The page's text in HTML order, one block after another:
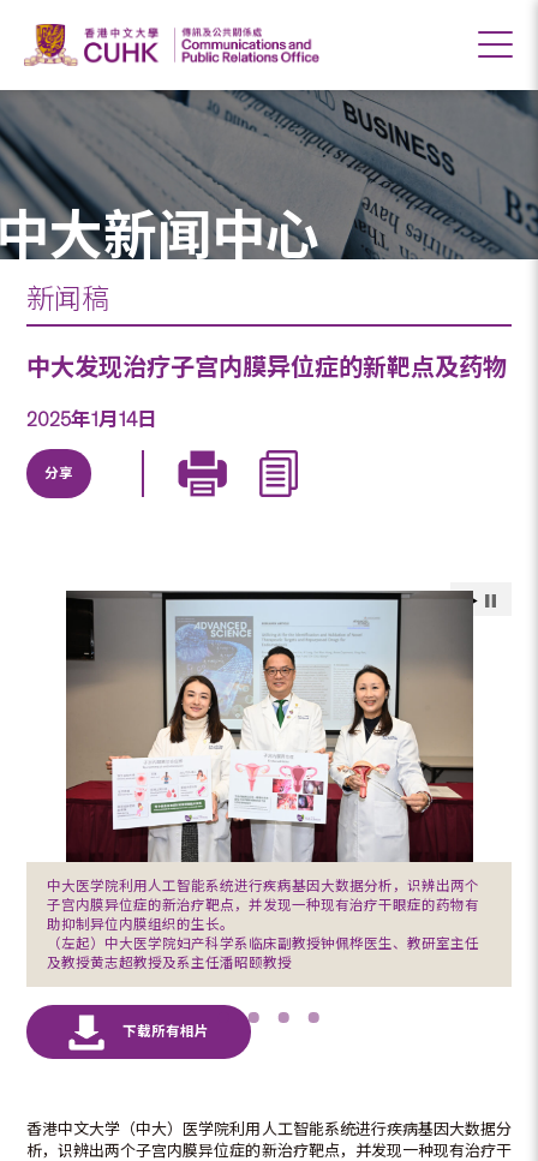
大新闻中心
新闻稿
中大发现治疗子宫内膜异位症的新靶点及药物
2025年1月14日
分享
中大医学院利用人工智能系统进行疾病基因大数据分析，识辨出两个
子宫内膜异位症的新治疗靶点，并发现一种现有治疗干眼症的药物有
助抑制异位内膜组织的生长。
（左起）中大医学院妇产科学系临床副教授钟佩桦医生、教研室主任
及教授黄志超教授及系主任潘昭颐教授
香港中文大学（中大）医学院利用人工智能系统进行疾病基因大数据分
析，识辨出两个子宫内膜异位症的新治疗靶点，并发现一种现有治疗干